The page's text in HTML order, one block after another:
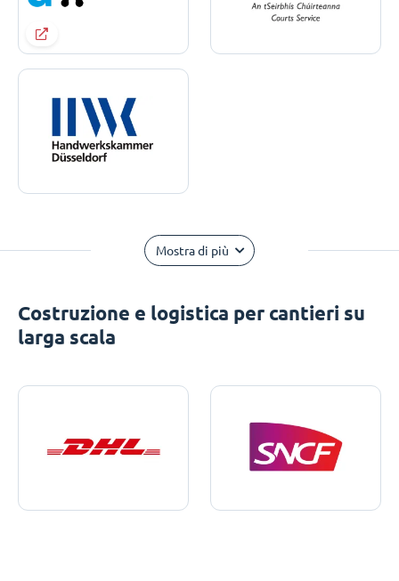
Mostra di più
Costruzione e logistica per cantieri su
larga scala